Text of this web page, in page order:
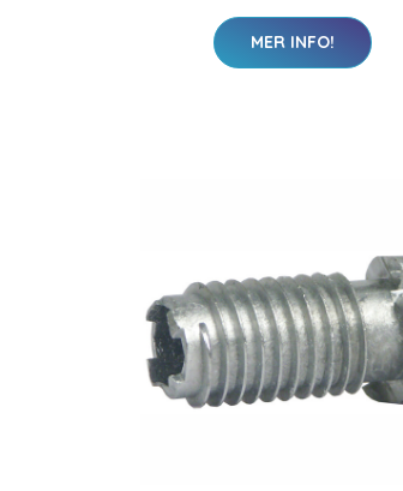
MER INFO!